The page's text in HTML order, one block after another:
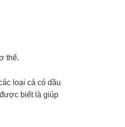
thể.
loại cá có dầu
biết là giúp